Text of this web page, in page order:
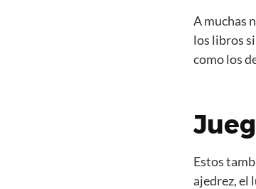
A muchas
los libros
como los
Estos
ajedrez, el